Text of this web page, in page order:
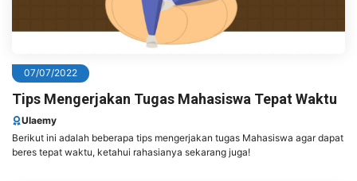
07/07/2022
Tips Mengerjakan Tugas Mahasiswa Tepat Waktu
Ulaemy
Berikut ini adalah beberapa tips mengerjakan tugas Mahasiswa agar dapat
beres tepat waktu, ketahui rahasianya sekarang juga!